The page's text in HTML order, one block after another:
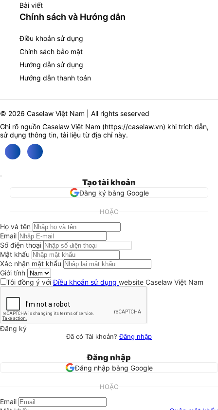
Bài viết
Chính sách và Hướng dẫn
Điều khoản sử dụng
Chính sách bảo mật
Hướng dẫn sử dụng
Hướng dẫn thanh toán
© 2026 Caselaw Việt Nam | All rights seserved
Ghi rõ nguồn Caselaw Việt Nam (https://caselaw.vn) khi trích dẫn,
sử dụng thông tin, tài liệu từ địa chỉ này.
Tạo tài khoản
Đăng ký bằng Google
HOẶC
Họ và tên
Email
Số điện thoại
Mật khẩu
Xác nhận mật khẩu
Giới tính
Tôi đồng ý vớiĐiều khoản sử dụng website Caselaw Việt Nam
Đăng ký
Đã có Tài khoản?Đăng nhập
Đăng nhập
Đăng nhập bằng Google
HOẶC
Email